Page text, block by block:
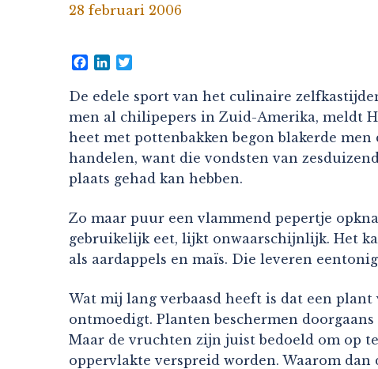
28 februari 2006
Facebook
LinkedIn
De edele sport van het culinaire
men al chilipepers in Zuid-Amerika, meldt
heet met pottenbakken begon blakerde
handelen, want die vondsten van
plaats gehad kan hebben.
Zo maar puur een vlammend pepertje
gebruikelijk eet, lijkt onwaarschijnlijk. Het
als aardappels en maïs. Die leveren
Wat mij lang verbaasd heeft is dat een
ontmoedigt. Planten beschermen
Maar de vruchten zijn juist bedoeld om op
oppervlakte verspreid worden. Waarom